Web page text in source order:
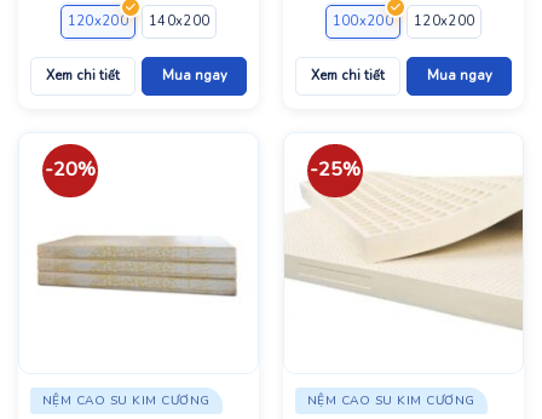
120x200
140x200 180x200 200x200
Xem chi tiết Mua ngay
100x200
120x200
Xem chi tiết Mua ngay
-20%
NỆM CAO SU KIM CƯƠNG
-25%
NỆM CAO SU KIM CƯƠNG